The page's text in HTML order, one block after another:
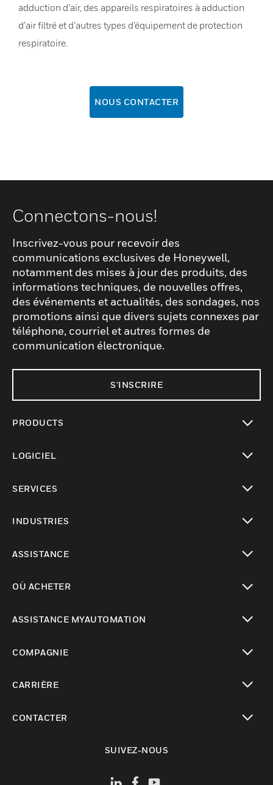
adduction d’air, des appareils respiratoires à adduction
d’air filtré et d’autres types d’équipement de protection
respiratoire.
NOUS CONTACTER
Connectons-nous!
Inscrivez-vous pour recevoir des
communications exclusives de Honeywell,
notamment des mises à jour des produits, des
informations techniques, de nouvelles offres,
des événements et actualités, des sondages, nos
promotions ainsi que divers sujets connexes par
téléphone, courriel et autres formes de
communication électronique.
S'INSCRIRE
PRODUCTS
LOGICIEL
SERVICES
INDUSTRIES
ASSISTANCE
OÙ ACHETER
ASSISTANCE MYAUTOMATION
COMPAGNIE
CARRIÈRE
CONTACTER
SUIVEZ-NOUS